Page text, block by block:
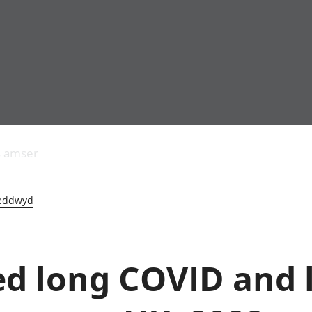
amgylcheddol
Llwodraeth, y sector
Gwerth Ychwanegol
Gros
Tai
Hamdden a
amser
long COVID